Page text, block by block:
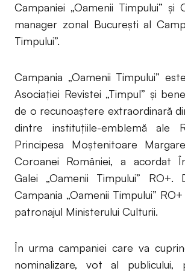
Campaniei „Oamenii Timpului” și
manager zonal București al
Timpului”.
Campania „Oamenii Timpului”
Asociaţiei Revistei „Timpul” şi
de o recunoaştere extraordinară
dintre instituţiile-emblemă ale
Principesa Moştenitoare
Coroanei României, a acordat
Galei „Oamenii Timpului” RO+.
Campania „Oamenii Timpului”
patronajul Ministerului Culturii.
În urma campaniei care va
nominalizare, vot al publicului,